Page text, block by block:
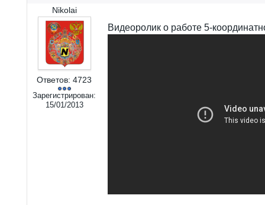
Nikolai
Ответов: 4723
Зарегистрирован:
15/01/2013
Видеоролик о работе 5-